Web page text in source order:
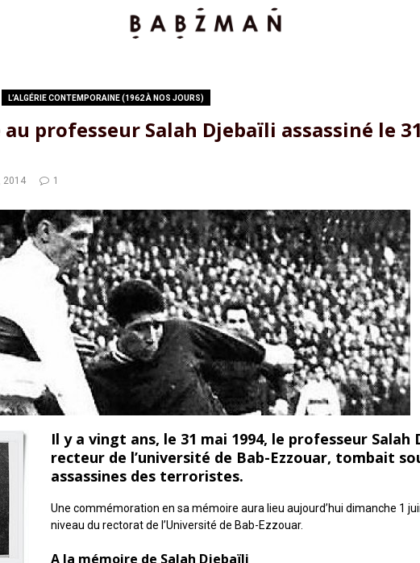
L’ALGÉRIE CONTEMPORAINE (1962 À NOS JOURS)
au professeur Salah Djebaïli assassiné le
2014 1
Il y a vingt ans, le 31 mai 1994, le professeur Salah
recteur de l’université de Bab-Ezzouar, tombait
assassines des terroristes.
Une commémoration en sa mémoire aura lieu aujourd’hui dimanche 1
niveau du rectorat de l’Université de Bab-Ezzouar.
A la mémoire de Salah Djebaïli